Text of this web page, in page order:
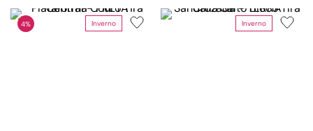
Inverno
4% Inverno
4º
rasteira
5º